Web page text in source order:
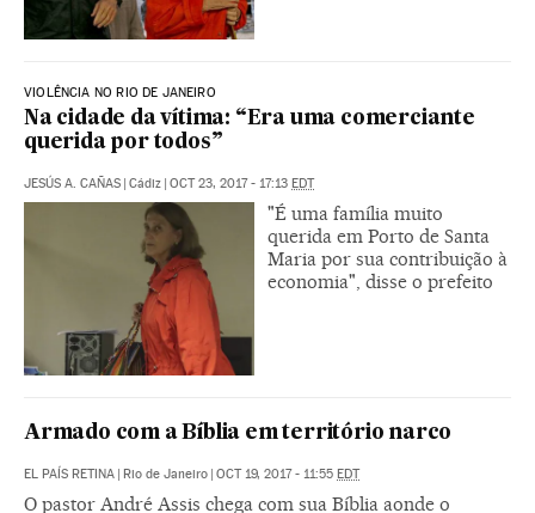
VIOLÊNCIA NO RIO DE JANEIRO
Na cidade da vítima: “Era uma comerciante
querida por todos”
JESÚS A. CAÑAS | Cádiz | OCT 23, 2017 - 17:13 EDT
"É uma família muito
querida em Porto de Santa
Maria por sua contribuição à
economia", disse o prefeito
Armado com a Bíblia em território narco
EL PAÍS RETINA | Rio de Janeiro | OCT 19, 2017 - 11:55 EDT
O pastor André Assis chega com sua Bíblia aonde o